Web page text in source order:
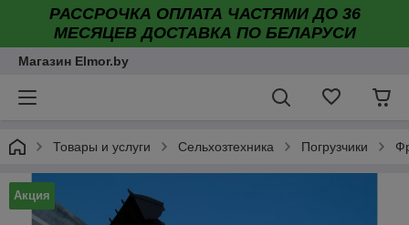
РАССРОЧКА ОПЛАТА ЧАСТЯМИ ДО 36
МЕСЯЦЕВ ДОСТАВКА ПО БЕЛАРУСИ
Магазин Elmor.by
Товары и услуги Сельхозтехника Погрузчики
Акция